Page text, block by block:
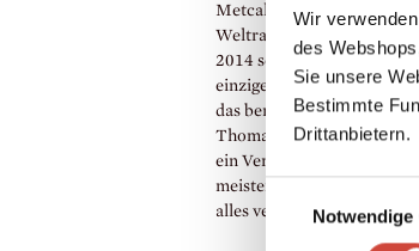
Wir
des
Sie unsere
Bestimmte
Drittanbietern.
Notwendige
Metcalfe sucht ein
Weltrang. Der Dichter
2014 seiner Frau Vivien
einziges Mal vorgetragen.
das berühmte Paar
Thomas auf eine geheime
ein Verbrechen. Ian
meisterhaft eine
alles verloren ist.